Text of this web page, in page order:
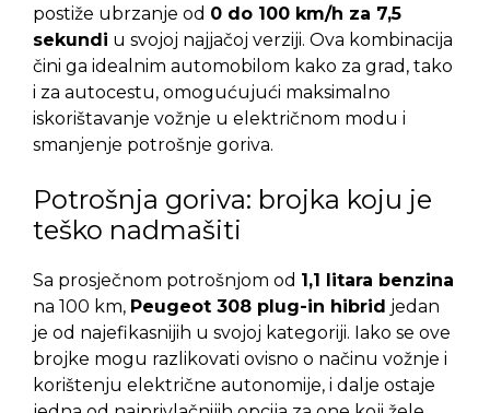
postiže ubrzanje od 0 do 100 km/h za 7,5
sekundi u svojoj najjačoj verziji. Ova kombinacija
čini ga idealnim automobilom kako za grad, tako
i za autocestu, omogućujući maksimalno
iskorištavanje vožnje u električnom modu i
smanjenje potrošnje goriva.
Potrošnja goriva: brojka koju je
teško nadmašiti
Sa prosječnom potrošnjom od 1,1 litara benzina
na 100 km, Peugeot 308 plug-in hibrid jedan
je od najefikasnijih u svojoj kategoriji. Iako se ove
brojke mogu razlikovati ovisno o načinu vožnje i
korištenju električne autonomije, i dalje ostaje